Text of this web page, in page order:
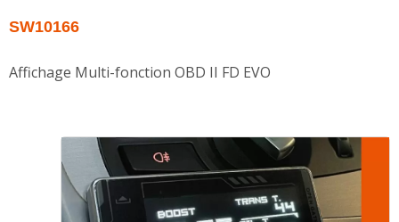
SW10166
Affichage Multi-fonction OBD II FD EVO